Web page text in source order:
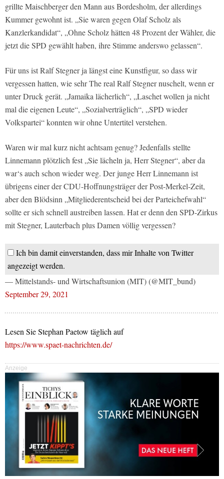
grillte Maischberger den Mann aus Bordesholm, der allerdings
Kummer gewohnt ist. „Sie waren gegen Olaf Scholz als
Kanzlerkandidat“, „Ohne Scholz hätten 48 Prozent der Wähler, die
jetzt die SPD gewählt haben, ihre Stimme anderswo gelassen“.
Für uns ist Ralf Stegner ja längst eine Kunstfigur, so dass wir
vergessen hatten, wie sehr The real Ralf Stegner nuschelt, wenn er
unter Druck gerät. „Jamaika lächerlich“, „Laschet wollen ja nicht
mal die eigenen Leute“, „Sozialverträglich“, „SPD wieder
Volkspartei“ konnten wir ohne Untertitel verstehen.
Waren wir mal kurz nicht achtsam genug? Jedenfalls stellte
Linnemann plötzlich fest „Sie lächeln ja, Herr Stegner“, aber da
war‘s auch schon wieder weg. Der junge Herr Linnemann ist
übrigens einer der CDU-Hoffnungsträger der Post-Merkel-Zeit,
aber den Blödsinn „Mitgliederentscheid bei der Parteichefwahl“
sollte er sich schnell austreiben lassen. Hat er denn den SPD-Zirkus
mit Stegner, Lauterbach plus Damen völlig vergessen?
Ich bin damit einverstanden, dass mir Inhalte von Twitter
angezeigt werden.
— Mittelstands- und Wirtschaftsunion (MIT) (@MIT_bund)
September 29, 2021
Lesen Sie Stephan Paetow täglich auf
https://www.spaet-nachrichten.de/
Anzeige